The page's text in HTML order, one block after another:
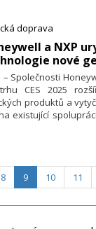
doprava
a NXP
nové
– Společnosti
CES 2025
produktů a
existující
8 9 10 11